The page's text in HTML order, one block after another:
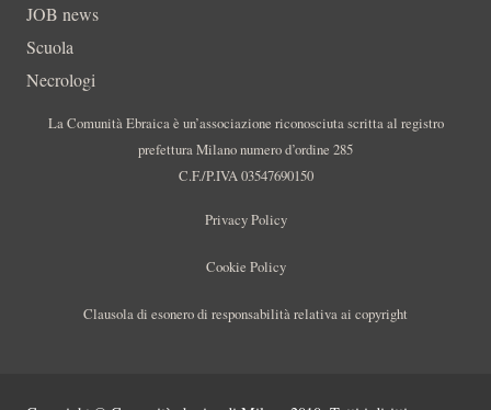
JOB news
Scuola
Necrologi
La Comunità Ebraica è un’associazione riconosciuta scritta al registro
prefettura Milano numero d’ordine 285
C.F./P.IVA 03547690150
Privacy Policy
Cookie Policy
Clausola di esonero di responsabilità relativa ai copyright